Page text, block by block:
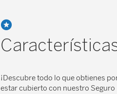
¡Descubre todo lo que obtienes
estar cubierto con nuestro Seguro